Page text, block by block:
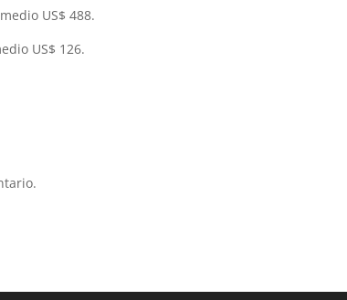
US$ 488.
US$ 126.